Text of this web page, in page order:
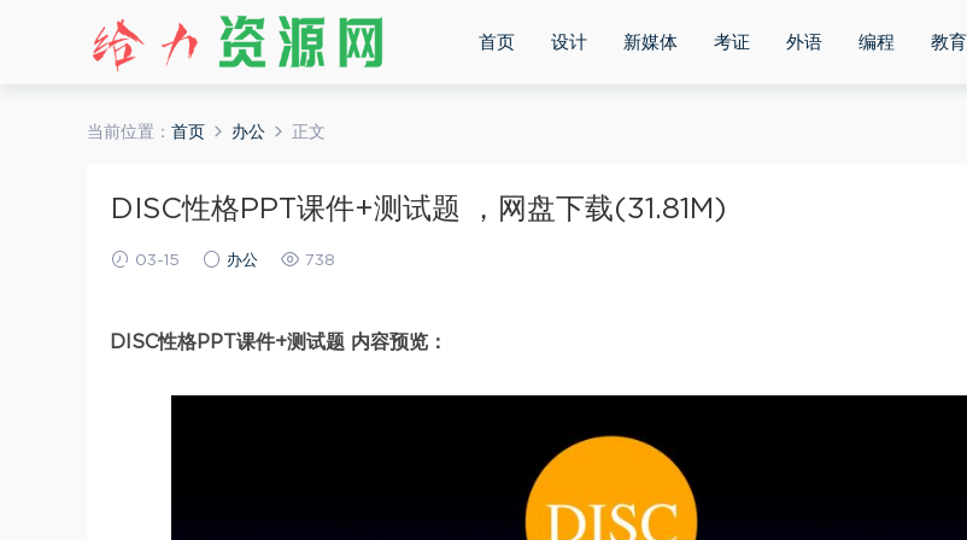
首页 设计 新媒体 考证 外语 编程 教育
当前位置： 首页 办公 正文
DISC性格PPT课件+测试题 ，网盘下载(31.81M)
03-15 办公 738
DISC性格PPT课件+测试题 内容预览：